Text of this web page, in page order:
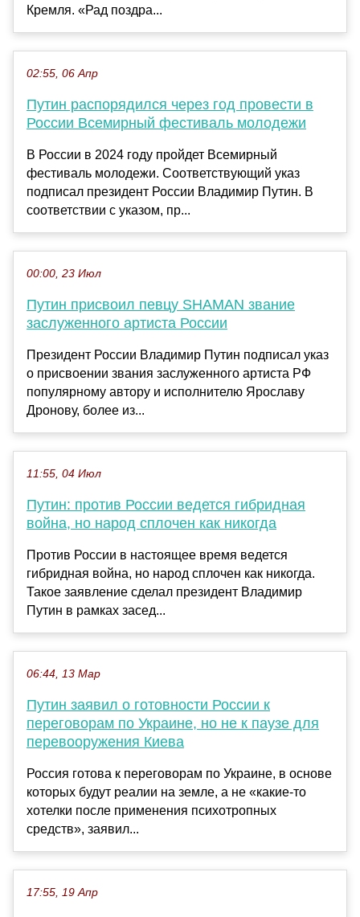
Кремля. «Рад поздра...
02:55, 06 Апр
Путин распорядился через год провести в
России Всемирный фестиваль молодежи
В России в 2024 году пройдет Всемирный
фестиваль молодежи. Соответствующий указ
подписал президент России Владимир Путин. В
соответствии с указом, пр...
00:00, 23 Июл
Путин присвоил певцу SHAMAN звание
заслуженного артиста России
Президент России Владимир Путин подписал указ
о присвоении звания заслуженного артиста РФ
популярному автору и исполнителю Ярославу
Дронову, более из...
11:55, 04 Июл
Путин: против России ведется гибридная
война, но народ сплочен как никогда
Против России в настоящее время ведется
гибридная война, но народ сплочен как никогда.
Такое заявление сделал президент Владимир
Путин в рамках засед...
06:44, 13 Мар
Путин заявил о готовности России к
переговорам по Украине, но не к паузе для
перевооружения Киева
Россия готова к переговорам по Украине, в основе
которых будут реалии на земле, а не «какие-то
хотелки после применения психотропных
средств», заявил...
17:55, 19 Апр